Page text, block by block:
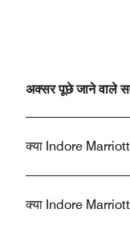
अक्सर पूछे जाने वाले
क्या Indore
क्या Indore